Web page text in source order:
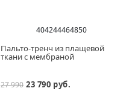
404244464850
Пальто-тренч из плащевой
ткани с мембраной
27 990 23 790 руб.